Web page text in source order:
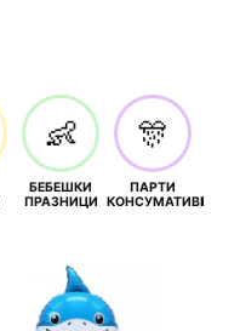
👶
БЕБЕШКИ
ПРАЗНИЦИ
🎊
ПАРТИ
КОНСУМАТИВИ